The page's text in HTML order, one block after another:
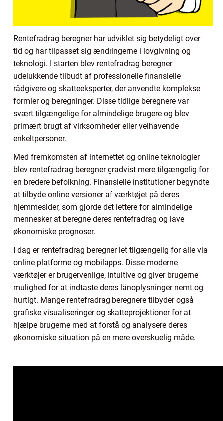
Rentefradrag beregner har udviklet sig betydeligt over
tid og har tilpasset sig ændringerne i lovgivning og
teknologi. I starten blev rentefradrag beregner
udelukkende tilbudt af professionelle finansielle
rådgivere og skatteeksperter, der anvendte komplekse
formler og beregninger. Disse tidlige beregnere var
svært tilgængelige for almindelige brugere og blev
primært brugt af virksomheder eller velhavende
enkeltpersoner.
Med fremkomsten af internettet og online teknologier
blev rentefradrag beregner gradvist mere tilgængelig for
en bredere befolkning. Finansielle institutioner begyndte
at tilbyde online versioner af værktøjet på deres
hjemmesider, som gjorde det lettere for almindelige
mennesker at beregne deres rentefradrag og lave
økonomiske prognoser.
I dag er rentefradrag beregner let tilgængelig for alle via
online platforme og mobilapps. Disse moderne
værktøjer er brugervenlige, intuitive og giver brugerne
mulighed for at indtaste deres lånoplysninger nemt og
hurtigt. Mange rentefradrag beregnere tilbyder også
grafiske visualiseringer og skatteprojektioner for at
hjælpe brugerne med at forstå og analysere deres
økonomiske situation på en mere overskuelig måde.